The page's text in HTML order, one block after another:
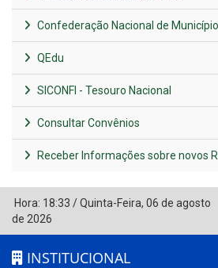
Confederação Nacional de
QEdu
SICONFI - Tesouro Nacional
Consultar Convênios
Receber Informações sobre novos
Hora: 18:33 /Quinta-Feira, 06 de agosto
de 2026
INSTITUCIONAL